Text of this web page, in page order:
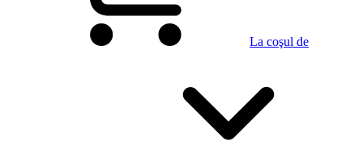
La coşul de